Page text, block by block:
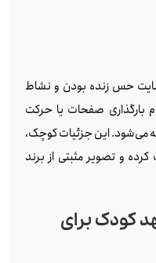
حس زنده بودن و نشاط
بارگذاری صفحات یا حرکت
می‌شود. این جزئیات کوچک،
و تصویر مثبتی از برند
کودک برای